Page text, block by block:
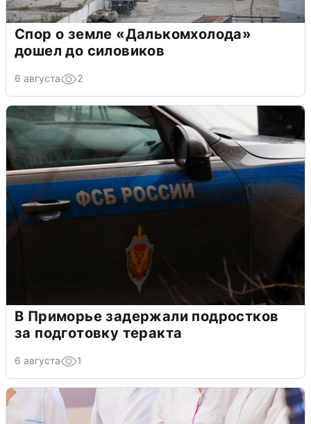
Спор о земле «Далькомхолода»
дошел до силовиков
6 августа 2
В Приморье задержали подростков
за подготовку теракта
6 августа 1